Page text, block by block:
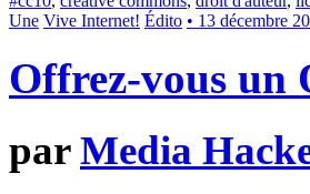
Une Vive Internet! Édito • 13 décembre
Offrez-vous un
parMedia